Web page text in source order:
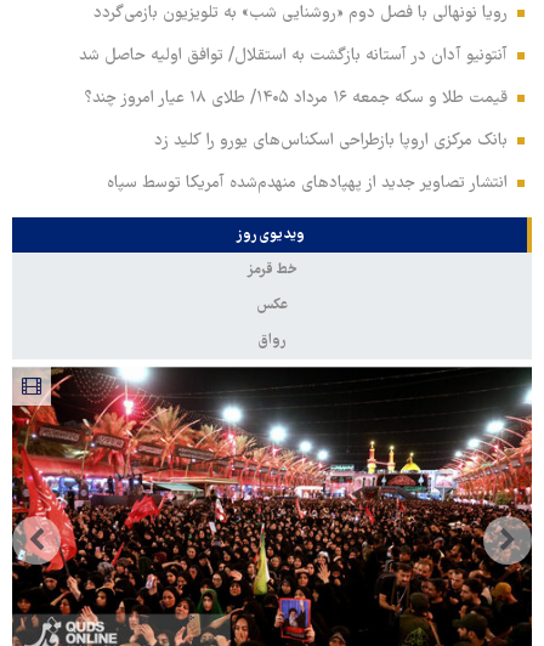
رویا نونهالی با فصل دوم «روشنایی شب» به تلویزیون بازمی‌گردد
آنتونیو آدان در آستانه بازگشت به استقلال/ توافق اولیه حاصل شد
قیمت طلا و سکه جمعه ۱۶ مرداد ۱۴۰۵/ طلای ۱۸ عیار امروز چند؟
بانک مرکزی اروپا بازطراحی اسکناس‌های یورو را کلید زد
انتشار تصاویر جدید از پهپادهای منهدم‌شده آمریکا توسط سپاه
ویدیوی روز
خط قرمز
عکس
رواق